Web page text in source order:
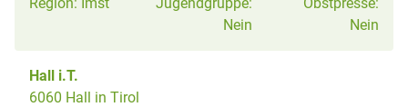
Nein
Nein
Hall i.T.
6060 Hall in Tirol